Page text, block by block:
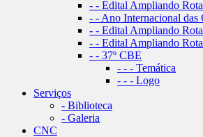
- - Edital Ampliando
- - Ano Internacional das
- - Edital Ampliando
- - Edital Ampliando
- - 37º CBE
- - - Temática
- - - Logo
Serviços
- Biblioteca
- Galeria
CNC